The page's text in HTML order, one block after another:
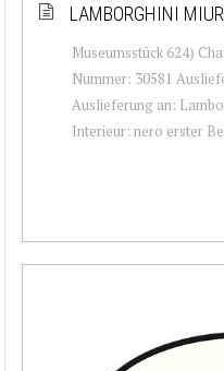
LAMBORGHINI
Museumsstück 624)
Nummer: 30581
Auslieferung an:
Interieur: nero erster